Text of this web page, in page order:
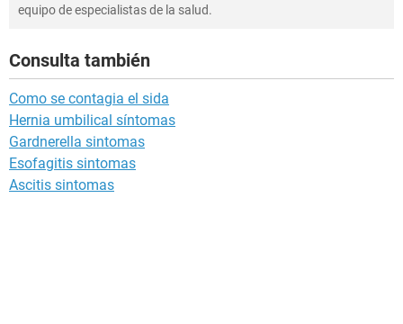
equipo de especialistas de la salud.
Consulta también
Como se contagia el sida
Hernia umbilical síntomas
Gardnerella sintomas
Esofagitis sintomas
Ascitis sintomas